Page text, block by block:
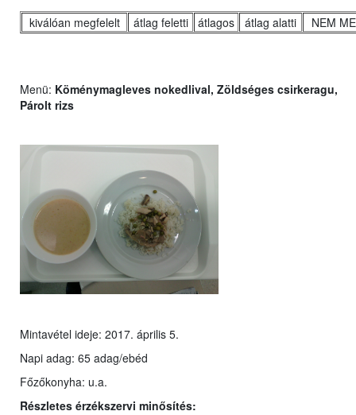
kiválóan megfelelt átlag feletti átlagos átlag alatti NEM
Menü: Köménymagleves nokedlival, Zöldséges csirkeragu,
Párolt rizs
Mintavétel ideje: 2017. április 5.
Napi adag: 65 adag/ebéd
Főzőkonyha: u.a.
Részletes érzékszervi minősítés: